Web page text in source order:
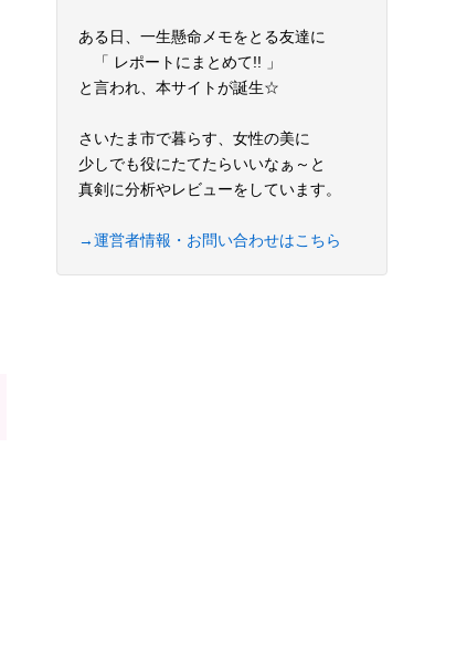
ある日、一生懸命メモをとる友達に
「 レポートにまとめて!! 」
と言われ、本サイトが誕生☆
さいたま市で暮らす、女性の美に
少しでも役にたてたらいいなぁ～と
真剣に分析やレビューをしています。
→運営者情報・お問い合わせはこちら